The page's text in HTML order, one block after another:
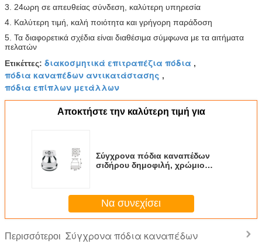
3. 24ωρη σε απευθείας σύνδεση, καλύτερη υπηρεσία
4. Καλύτερη τιμή, καλή ποιότητα και γρήγορη παράδοση
5. Τα διαφορετικά σχέδια είναι διαθέσιμα σύμφωνα με τα αιτήματα
πελατών
Ετικέττες: διακοσμητικά επιτραπέζια πόδια ,
πόδια καναπέδων αντικατάστασης ,
πόδια επίπλων μετάλλων
Αποκτήστε την καλύτερη τιμή για
Σύγχρονα πόδια καναπέδων
σιδήρου δημοφιλή, χρώμιο
Να συνεχίσει
Περισσότεροι Σύγχρονα πόδια καναπέδων